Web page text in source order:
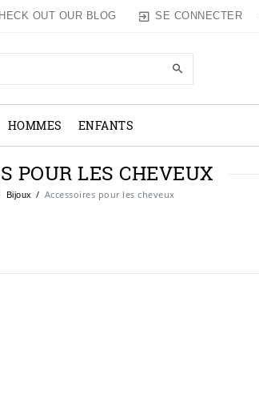
OUT OUR BLOG SE CONNECTER
HOMMES ENFANTS
POUR LES CHEVEUX
Bijoux Accessoires pour les cheveux